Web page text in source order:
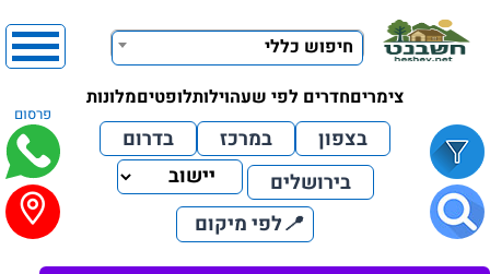
חיפוש כללי
צימריםחדרים לפי שעהוילותלופטיםמלונות
פרסום
בצפון במרכז
בדרום
בירושלים
📍לפי מיקום